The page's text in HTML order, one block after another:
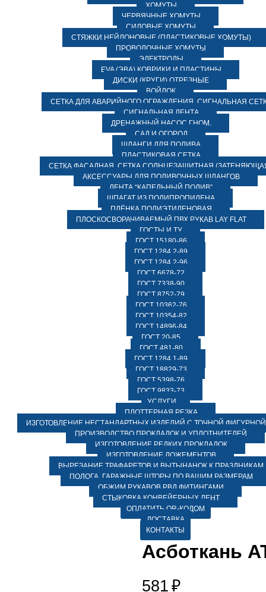
ХОМУТЫ
ЧЕРВЯЧНЫЕ ХОМУТЫ
СИЛОВЫЕ ХОМУТЫ
СТЯЖКИ НЕЙЛОНОВЫЕ (ПЛАСТИКОВЫЕ ХОМУТЫ)
ПРОВОЛОЧНЫЕ ХОМУТЫ
ЭЛЕКТРОДЫ
EVA (ЭВА) КОВРИКИ И ПЛАСТИНЫ
ДИСКИ (КРУГИ) ОТРЕЗНЫЕ
ВОЙЛОК
СЕТКА ДЛЯ АВАРИЙНОГО ОГРАЖДЕНИЯ, СИГНАЛЬНАЯ
СИГНАЛЬНАЯ ЛЕНТА
ДРЕНАЖНЫЙ НАСОС ГНОМ.
САД И ОГОРОД
ШЛАНГИ ДЛЯ ПОЛИВА
ПЛАСТИКОВАЯ СЕТКА
СЕТКА ФАСАДНАЯ. СЕТКА СОЛНЦЕЗАЩИТНАЯ
АКСЕССУАРЫ ДЛЯ ПОЛИВОЧНЫХ ШЛАНГОВ
ЛЕНТА “КАПЕЛЬНЫЙ ПОЛИВ”
ШПАГАТ ИЗ ПОЛИПРОПИЛЕНА
ПЛЁНКА ПОЛИЭТИЛЕНОВАЯ
ПЛОСКОСВОРАЧИВАЕМЫЙ ПВХ РУКАВ LAY FLAT
ГОСТЫ И ТУ
ГОСТ 15180-86
ГОСТ 1284.2-89
ГОСТ 1284.2-96
ГОСТ 6678-72
ГОСТ 7338-90
ГОСТ 8752-79
ГОСТ 10362-76
ГОСТ 10354-82
ГОСТ 14896-84
ГОСТ 20-85
ГОСТ 481-80
ГОСТ 1284.1-89
ГОСТ 18829-73
ГОСТ 5398-76
ГОСТ 9833-73
УСЛУГИ
ПЛОТТЕРНАЯ РЕЗКА
ИЗГОТОВЛЕНИЕ НЕСТАНДАРТНЫХ ИЗДЕЛИЙ С ТОЧНОЙ ФИГУРНОЙ
ПРОИЗВОДСТВО ПРОКЛАДОК И УПЛОТНИТЕЛЕЙ
ИЗГОТОВЛЕНИЕ РЕДКИХ ПРОКЛАДОК
ИЗГОТОВЛЕНИЕ ЛОЖЕМЕНТОВ
ВЫРЕЗАНИЕ ТРАФАРЕТОВ И ВЫТЫНАНОК К ПРАЗДНИКАМ
ПОЛОГА, ГАРАЖНЫЕ ШТОРЫ ПО ВАШИМ РАЗМЕРАМ
ОБЖИМ РУКАВОВ РВД ФИТИНГАМИ
СТЫКОВКА КОНВЕЙЕРНЫХ ЛЕНТ
ОПЛАТИТЬ QR-КОДОМ
ДОСТАВКА
КОНТАКТЫ
Асботкань
581 ₽